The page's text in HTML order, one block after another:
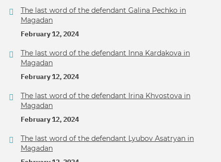
The last word of the defendant Galina Pechko in
Magadan
February 12, 2024
The last word of the defendant Inna Kardakova in
Magadan
February 12, 2024
The last word of the defendant Irina Khvostova in
Magadan
February 12, 2024
The last word of the defendant Lyubov Asatryan in
Magadan